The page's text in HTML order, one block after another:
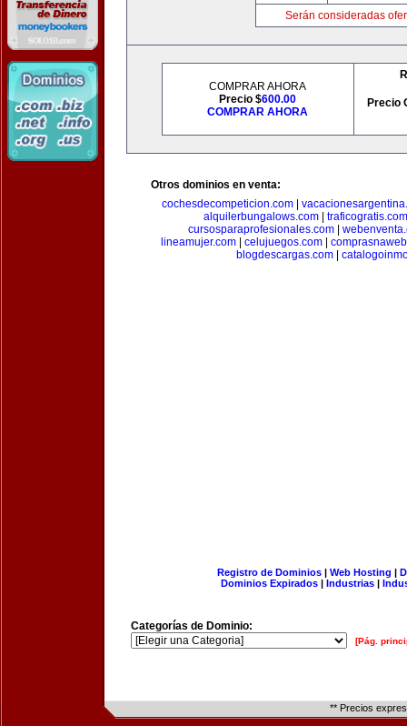
Serán consideradas
COMPRAR AHORA
Precio $600.00
COMPRAR AHORA
Precio
Otros dominios en venta:
cochesdecompeticion.com
alquilerbungalows.com| traficogratis.com
cursosparaprofesionales.com|
lineamujer.com| celujuegos.com|
blogdescargas.com|
Registro de Dominios| Web Hosting |
Dominios Expirados | Industrias |
Categorías de Dominio:
[Pág.
** Precios